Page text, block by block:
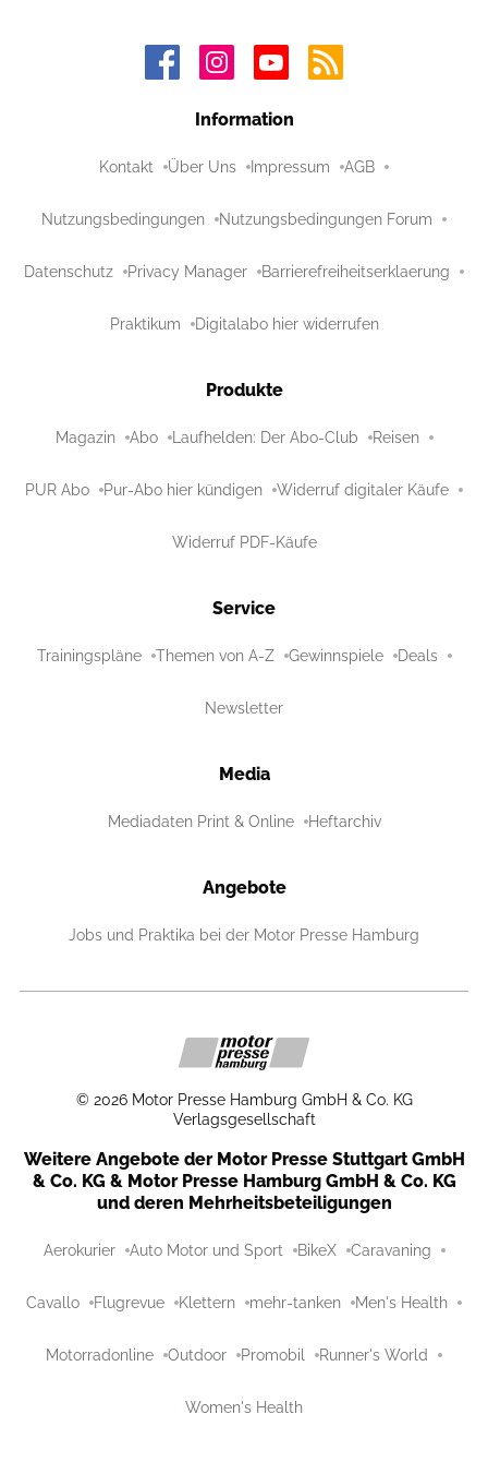
Information
Kontakt Über Uns Impressum AGB
Nutzungsbedingungen Nutzungsbedingungen Forum
Datenschutz Privacy Manager Barrierefreiheitserklaerung
Praktikum Digitalabo hier widerrufen
Produkte
Magazin Abo Laufhelden: Der Abo-Club Reisen
PUR Abo Pur-Abo hier kündigen Widerruf digitaler Käufe
Widerruf PDF-Käufe
Service
Trainingspläne Themen von A-Z Gewinnspiele Deals
Newsletter
Media
Mediadaten Print & Online Heftarchiv
Angebote
Jobs und Praktika bei der Motor Presse Hamburg
© 2026 Motor Presse Hamburg GmbH & Co. KG
Verlagsgesellschaft
Weitere Angebote der Motor Presse Stuttgart GmbH
& Co. KG & Motor Presse Hamburg GmbH & Co. KG
und deren Mehrheitsbeteiligungen
Aerokurier Auto Motor und Sport BikeX Caravaning
Cavallo Flugrevue Klettern mehr-tanken Men's Health
Motorradonline Outdoor Promobil Runner's World
Women's Health